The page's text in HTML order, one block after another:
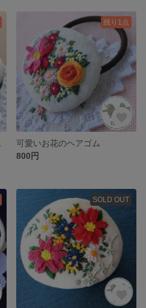
残り1点
可愛いお花のヘアゴム
800円
SOLD OUT